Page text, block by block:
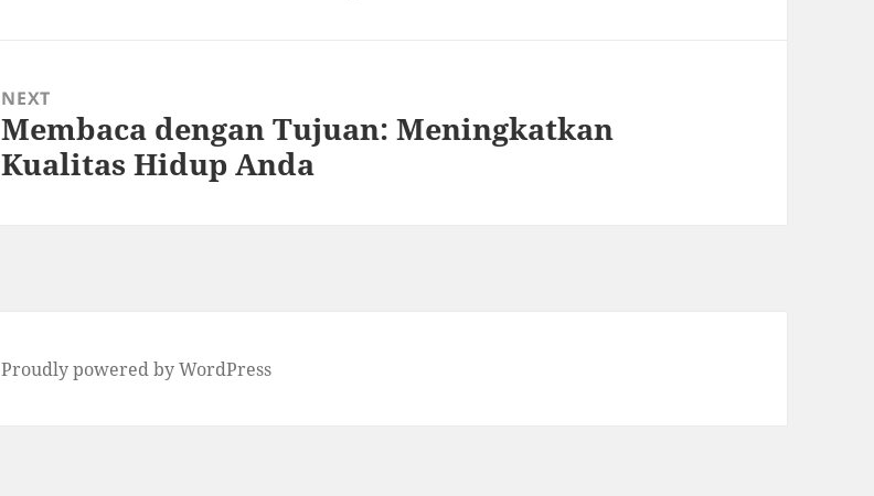
NEXT
Next
post:
Membaca dengan Tujuan: Meningkatkan
Kualitas Hidup Anda
Proudly powered by WordPress